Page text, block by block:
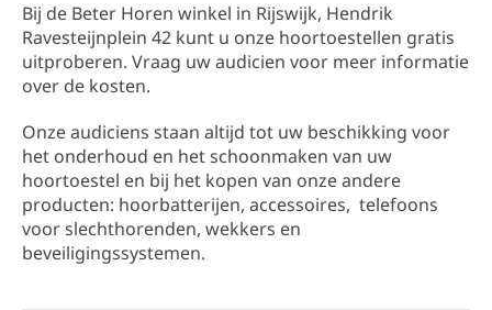
Bij de Beter Horen winkel in Rijswijk​, Hendrik
Ravesteijnplein 42​ kunt u onze hoortoestellen gratis
uitproberen. Vraag uw audicien voor meer informatie
over de kosten.
Onze audiciens staan altijd tot uw beschikking ​​voor
het onderhoud en het schoonmaken van uw
hoortoestel en bij het kopen van onze andere
producten: hoorbatterijen, accessoires, telefoons
voor slechthorenden, wekkers en
beveiligingssystemen.